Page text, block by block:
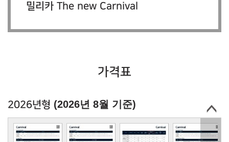
밀리카 The new Carnival
가격표
2026년형 (2026년 8월 기준)